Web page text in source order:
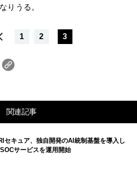
りうる。
1 2 3
関連記事
セキュア、独自開発のAI統制基盤を導入し
サービスを運用開始